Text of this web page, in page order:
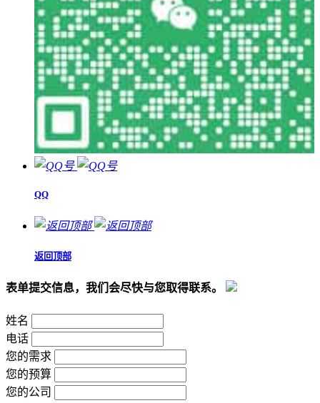
QQ
返回顶部
表单提交信息，我们会尽快与您取得联系。
姓名
电话
您的需求
您的预算
您的公司